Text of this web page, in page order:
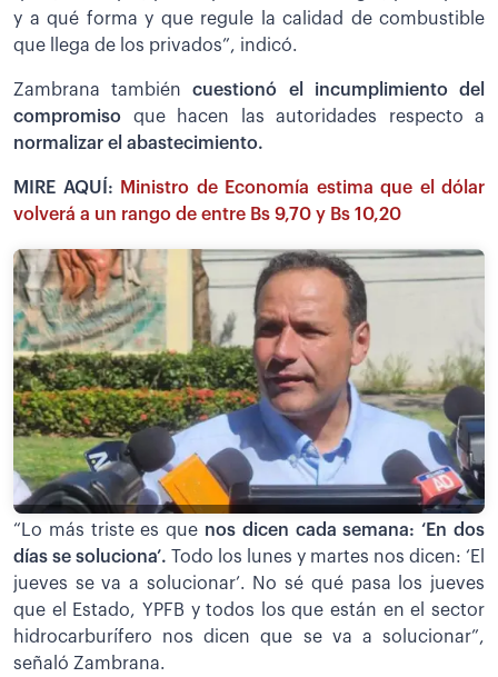
y a qué forma y que regule la calidad de combustible
que llega de los privados”, indicó.
Zambrana tambiéncuestionó el incumplimiento del
compromiso que hacen las autoridades respecto a
normalizar el abastecimiento.
MIRE AQUÍ:
Ministro de Economía estima que el dólar
volverá a un rango de entre Bs 9,70 y Bs 10,20
“Lo más triste es que nos dicen cada semana: ‘En dos
días se soluciona’. Todo los lunes y martes nos dicen: ‘El
jueves se va a solucionar’. No sé qué pasa los jueves
que el Estado, YPFB y todos los que están en el sector
hidrocarburífero nos dicen que se va a solucionar”,
señaló Zambrana.